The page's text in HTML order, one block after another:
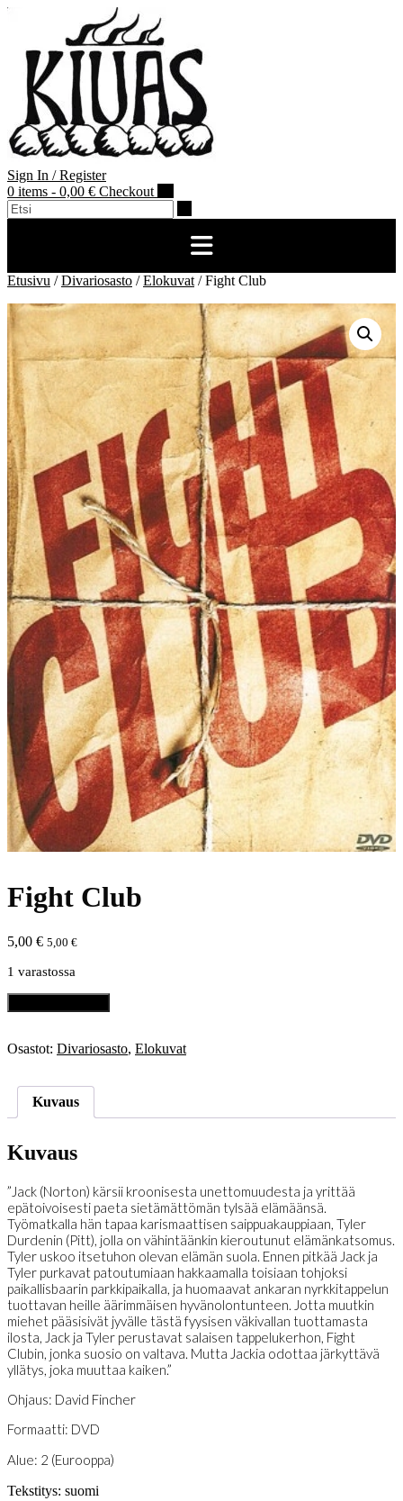
Skip
content
Sign In / Register
0 items - 0,00 € Checkout
Etusivu /Divariosasto /Elokuvat / Fight Club
Fight Club
5,00 € 5,00 €
1 varastossa
Fight
Club
Osastot: Divariosasto, Elokuvat
Kuvaus
Kuvaus
”Jack (Norton) kärsii kroonisesta unettomuudesta ja yrittää
epätoivoisesti paeta sietämättömän tylsää elämäänsä.
Työmatkalla hän tapaa karismaattisen saippuakauppiaan, Tyler
Durdenin (Pitt), jolla on vähintäänkin kieroutunut elämänkatsomus.
Tyler uskoo itsetuhon olevan elämän suola. Ennen pitkää Jack ja
Tyler purkavat patoutumiaan hakkaamalla toisiaan tohjoksi
paikallisbaarin parkkipaikalla, ja huomaavat ankaran nyrkkitappelun
tuottavan heille äärimmäisen hyvänolontunteen. Jotta muutkin
miehet pääsisivät jyvälle tästä fyysisen väkivallan tuottamasta
ilosta, Jack ja Tyler perustavat salaisen tappelukerhon, Fight
Clubin, jonka suosio on valtava. Mutta Jackia odottaa järkyttävä
yllätys, joka muuttaa kaiken.”
Ohjaus: David Fincher
Formaatti: DVD
Alue: 2 (Eurooppa)
Tekstitys: suomi